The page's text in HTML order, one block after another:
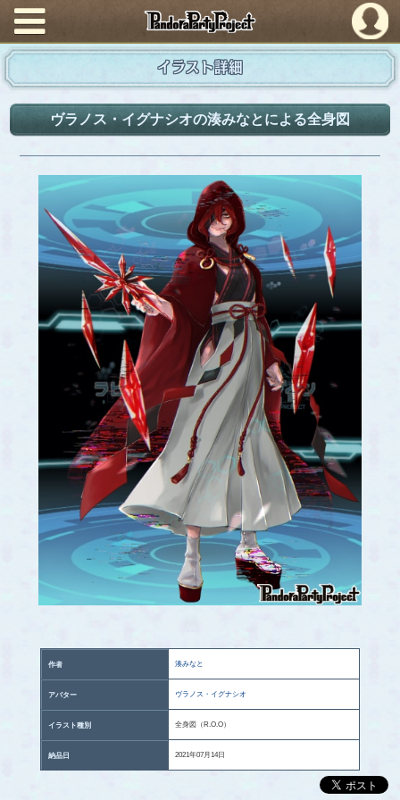
PandoraPartyProject
イラスト詳細
ヴラノス・イグナシオの湊みなとによる全身図
作者 湊みなと
アバター ヴラノス・イグナシオ
イラスト種別 全身図（R.O.O）
納品日 2021年07月14日